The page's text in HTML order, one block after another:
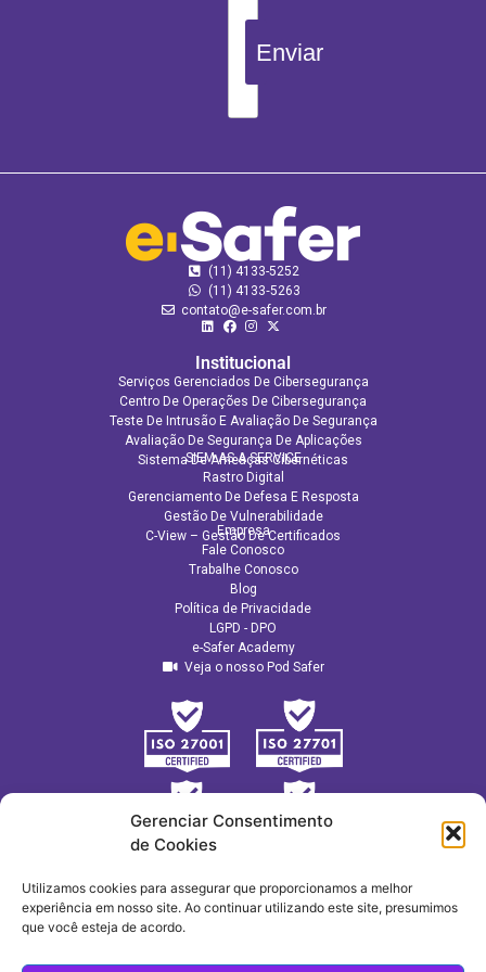
Gerenciar Consentimento
de Cookies
Utilizamos cookies para assegurar que proporcionamos a melhor
experiência em nosso site. Ao continuar utilizando este site, presumimos
que você esteja de acordo.
Enviar
(11) 4133-5252
(11) 4133‑5263
contato@e-safer.com.br
Institucional
Serviços Gerenciados De Cibersegurança
Centro De Operações De Cibersegurança
Teste De Intrusão E Avaliação De Segurança
Avaliação De Segurança De Aplicações​
Sistema De Ameaças Cibernéticas
SIEM AS A SERVICE
Rastro Digital
Gerenciamento De Defesa E Resposta
Gestão De Vulnerabilidade
C-View – Gestão De Certificados
Empresa
Fale Conosco
Trabalhe Conosco
Blog
Política de Privacidade
LGPD - DPO
e-Safer Academy
Veja o nosso Pod Safer